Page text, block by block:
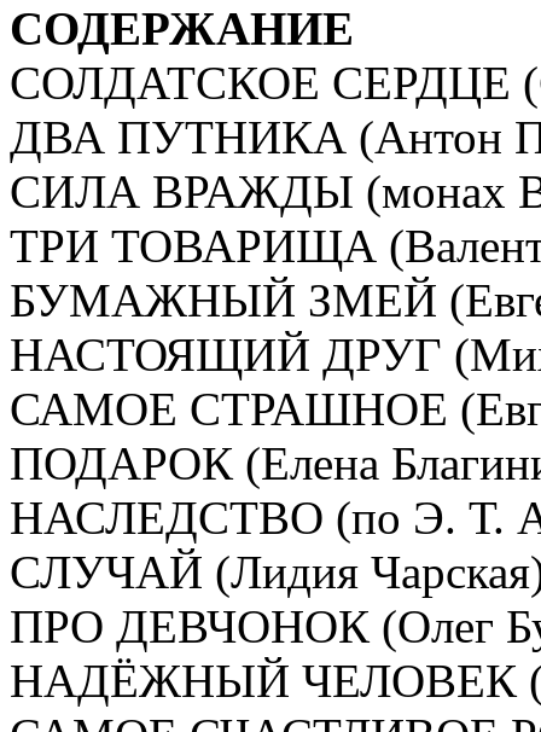
СОДЕРЖАНИЕ
СОЛДАТСКОЕ СЕРДЦЕ
ДВА ПУТНИКА (Антон
СИЛА ВРАЖДЫ (монах
ТРИ ТОВАРИЩА
БУМАЖНЫЙ ЗМЕЙ
НАСТОЯЩИЙ ДРУГ
САМОЕ СТРАШНОЕ
ПОДАРОК (Елена
НАСЛЕДСТВО (по Э. Т.
СЛУЧАЙ (Лидия
ПРО ДЕВЧОНОК (Олег
НАДЁЖНЫЙ ЧЕЛОВЕК